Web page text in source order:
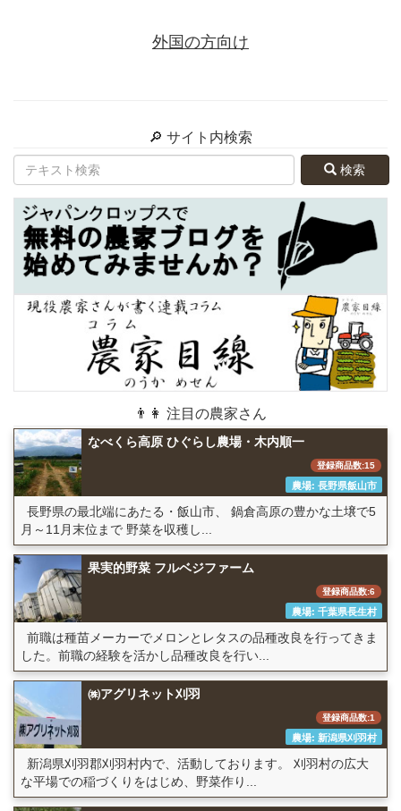
外国の方向け
🔎 サイト内検索
検索
👨👩 注目の農家さん
なべくら高原 ひぐらし農場・木内順一
登録商品数:15
農場: 長野県飯山市
長野県の最北端にあたる・飯山市、 鍋倉高原の豊かな土壌で5
月～11月末位まで 野菜を収穫し...
果実的野菜 フルベジファーム
登録商品数:6
農場: 千葉県長生村
前職は種苗メーカーでメロンとレタスの品種改良を行ってきま
した。前職の経験を活かし品種改良を行い...
㈱アグリネット刈羽
登録商品数:1
農場: 新潟県刈羽村
新潟県刈羽郡刈羽村内で、活動しております。 刈羽村の広大
な平場での稲づくりをはじめ、野菜作り...